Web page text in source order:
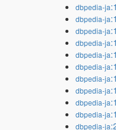
dbpedia-ja
dbpedia-ja
dbpedia-ja
dbpedia-ja
dbpedia-ja
dbpedia-ja
dbpedia-ja
dbpedia-ja
dbpedia-ja
dbpedia-ja
dbpedia-ja